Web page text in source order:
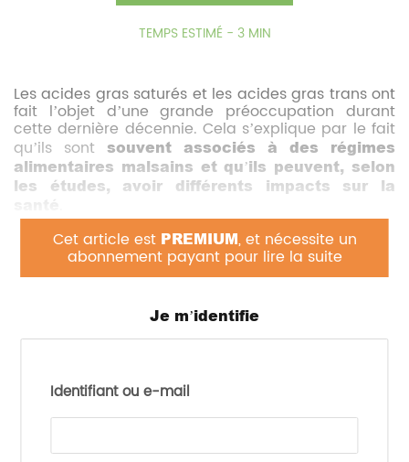
21.03.2023 457 Vue(s)
Cet article est PREMIUM, et nécessite un
abonnement payant pour lire la suite
Je m’identifie
Identifiant ou e-mail
TEMPS ESTIMÉ - 3 MIN
Les acides gras saturés et les acides gras trans ont
fait l’objet d’une grande préoccupation durant
cette dernière décennie. Cela s’explique par le fait
qu’ils sont souvent associés à des régimes
alimentaires malsains et qu’ils peuvent, selon
les études, avoir différents impacts sur la
L’Organisation Mondiale de la Santé (OMS) vient
de publier une revue systématique et une méta
analyse rassemblant desdonnées scientifiques
de comprendre les effets sur la santé de ces
Pour cela, 112 publications sur les acides gras
saturés ont été sélectionnées et 55 sur les acides
gras trans.
Les chercheurs ont pu mettre en évidence